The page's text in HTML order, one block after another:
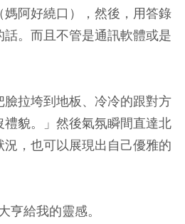
阿好繞口），然後，用答錄
。而且不管是通訊軟體或是
拉垮到地板、冷冷的跟對方
貌。」然後氣氛瞬間直達北
，也可以展現出自己優雅的
給我的靈感。